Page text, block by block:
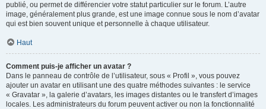
publié, ou permet de différencier votre statut particulier sur le forum. L’autre
image, généralement plus grande, est une image connue sous le nom d’avatar
qui est bien souvent unique et personnelle à chaque utilisateur.
Haut
Comment puis-je afficher un avatar ?
Dans le panneau de contrôle de l’utilisateur, sous « Profil », vous pouvez
ajouter un avatar en utilisant une des quatre méthodes suivantes : le service
« Gravatar », la galerie d’avatars, les images distantes ou le transfert d’images
locales. Les administrateurs du forum peuvent activer ou non la fonctionnalité